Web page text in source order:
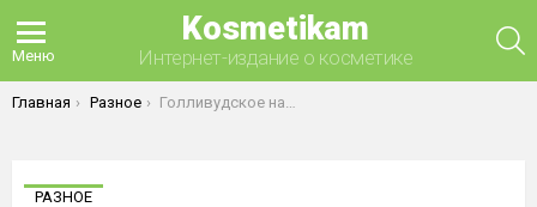
Меню
Kosmetikam
Интернет-издание о косметике
Вы здесь:
Главная Разное Голливудское наращивание волос
РАЗНОЕ